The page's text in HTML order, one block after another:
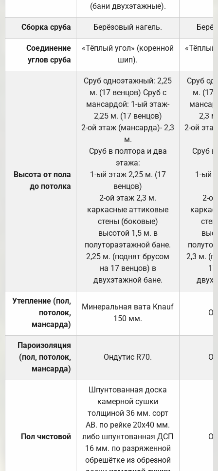
(бани двухэтажные).
Сборка сруба Берёзовый нагель.
Соединение
углов сруба
«Тёплый угол» (коренной
шип).
«Тёплый
Высота от пола
до потолка
Сруб одноэтажный: 2,25
м. (17 венцов) Сруб с
мансардой: 1-ый этаж-
2,25 м. (17 венцов)
2-ой этаж (мансарда)- 2,3
м.
Сруб в полтора и два
этажа:
1-ый этаж 2,25 м. (17
венцов)
2-ой этаж 2,3 м.
каркасные аттиковые
стены (боковые)
высотой 1,5 м. в
полутораэтажной бане.
2,25 м. (поднят брусом
на 17 венцов) в
двухэтажной бане.
Сруб
м. (17
2,3
2-ой
Сруб
1-ый
2-
2,3 м.
Утепление (пол,
потолок,
мансарда)
Минеральная вата Knauf
150 мм.
Пароизоляция
(пол, потолок,
мансарда)
Ондутис R70.
Пол чистовой
Шпунтованная доска
камерной сушки
толщиной 36 мм. сорт
АВ. по рейке 20х40 мм.
либо шпунтованная ДСП
16 мм. по разряженной
обрешётке из обрезной